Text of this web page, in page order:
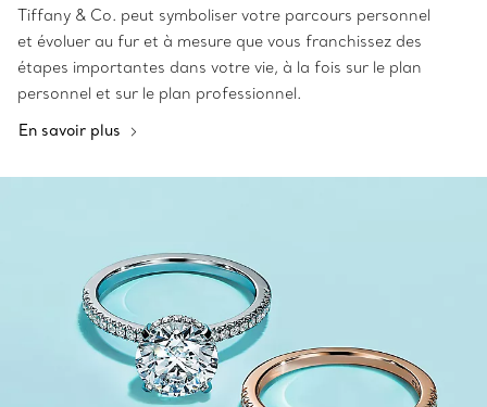
Tiffany & Co. peut symboliser votre parcours personnel
et évoluer au fur et à mesure que vous franchissez des
étapes importantes dans votre vie, à la fois sur le plan
personnel et sur le plan professionnel.
En savoir plus